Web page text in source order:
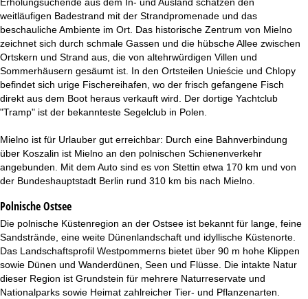
weitläufigen Badestrand mit der Strandpromenade und das
beschauliche Ambiente im Ort. Das historische Zentrum von Mielno
zeichnet sich durch schmale Gassen und die hübsche Allee zwischen
Ortskern und Strand aus, die von altehrwürdigen Villen und
Sommerhäusern gesäumt ist. In den Ortsteilen Unieście und Chlopy
befindet sich urige Fischereihafen, wo der frisch gefangene Fisch
direkt aus dem Boot heraus verkauft wird. Der dortige Yachtclub
"Tramp" ist der bekannteste Segelclub in Polen.
Mielno ist für Urlauber gut erreichbar: Durch eine Bahnverbindung
über Koszalin ist Mielno an den polnischen Schienenverkehr
angebunden. Mit dem Auto sind es von Stettin etwa 170 km und von
der Bundeshauptstadt Berlin rund 310 km bis nach Mielno.
Polnische Ostsee
Die polnische Küstenregion an der Ostsee ist bekannt für lange, feine
Sandstrände, eine weite Dünenlandschaft und idyllische Küstenorte.
Das Landschaftsprofil Westpommerns bietet über 90 m hohe Klippen
sowie Dünen und Wanderdünen, Seen und Flüsse. Die intakte Natur
dieser Region ist Grundstein für mehrere Naturreservate und
Nationalparks sowie Heimat zahlreicher Tier- und Pflanzenarten.